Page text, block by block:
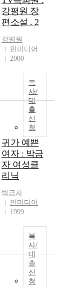
강평원 장
편소설 . 2
강평원
민미디어
2000
복
사/
대
출
신
청
귀가 예쁜
여자 : 박금
자 여성클
리닉
박금자
민미디어
1999
복
사/
대
출
신
청